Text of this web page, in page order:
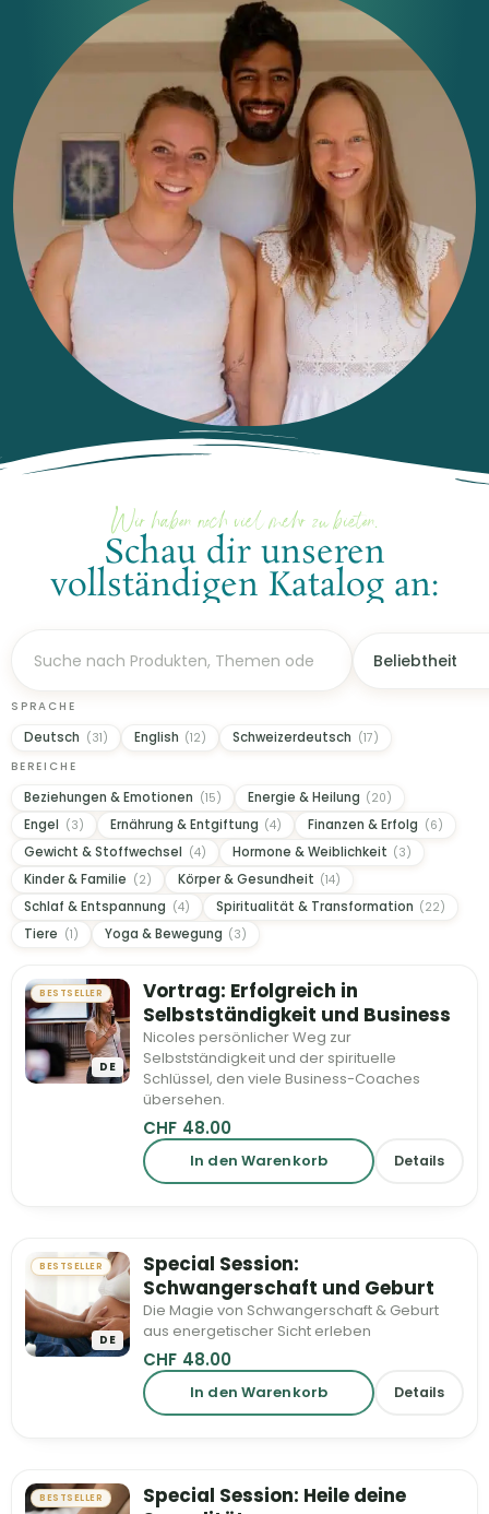
Wir haben noch viel mehr zu bieten.
Schau dir unseren
vollständigen Katalog an:
SPRACHE
Deutsch (31) English (12) Schweizerdeutsch (17)
BEREICHE
Beziehungen & Emotionen (15) Energie & Heilung (20)
Engel (3) Ernährung & Entgiftung (4) Finanzen & Erfolg (6)
Gewicht & Stoffwechsel (4) Hormone & Weiblichkeit (3)
Kinder & Familie (2) Körper & Gesundheit (14)
Schlaf & Entspannung (4) Spiritualität & Transformation (22)
Tiere (1) Yoga & Bewegung (3)
BESTSELLER
DE
Vortrag: Erfolgreich in
Selbstständigkeit und Business
Nicoles persönlicher Weg zur
Selbstständigkeit und der spirituelle
Schlüssel, den viele Business-Coaches
übersehen.
CHF 48.00
In den Warenkorb Details
BESTSELLER
DE
Special Session:
Schwangerschaft und Geburt
Die Magie von Schwangerschaft & Geburt
aus energetischer Sicht erleben
CHF 48.00
In den Warenkorb Details
BESTSELLER
Special Session: Heile deine